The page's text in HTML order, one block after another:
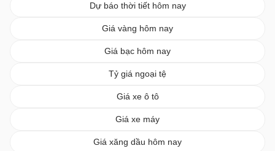
Dự báo thời tiết hôm nay
Giá vàng hôm nay
Giá bạc hôm nay
Tỷ giá ngoại tệ
Giá xe ô tô
Giá xe máy
Giá xăng dầu hôm nay